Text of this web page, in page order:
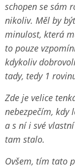
schopen se sám
nikoliv. Měl by
minulost, která
to pouze
kdykoliv
tady, tedy 1
Zde je velice
nebezpečím,
a s ní i své
tam stalo.
Ovšem, tím tato